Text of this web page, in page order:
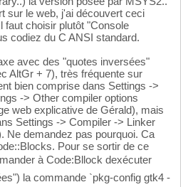
sur le web, j'ai découvert ceci
faut choisir plutôt "Console
codiez du C ANSI standard.
avec des "quotes inversées"
AltGr + 7), très fréquente sur
bien comprise dans Settings ->
-> Other compiler options
web explicative de Gérald), mais
Settings -> Compiler -> Linker
Ne demandez pas pourquoi. Ca
Pour se sortir de ce
à Code:Bllock dexécuter
la commande `pkg-config gtk4 -